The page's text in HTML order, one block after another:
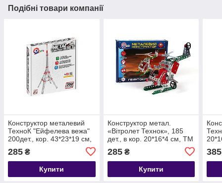
Подібні товари компанії
Конструктор металевий
ТехноК "Ейфелева вежа"
200дет., кор. 43*23*19 см,
285 ₴
Купити
Конструктор метал.
«Вітролет Технок», 185
дет., в кор. 20*16*4 см, ТМ
285₴
Купити
385